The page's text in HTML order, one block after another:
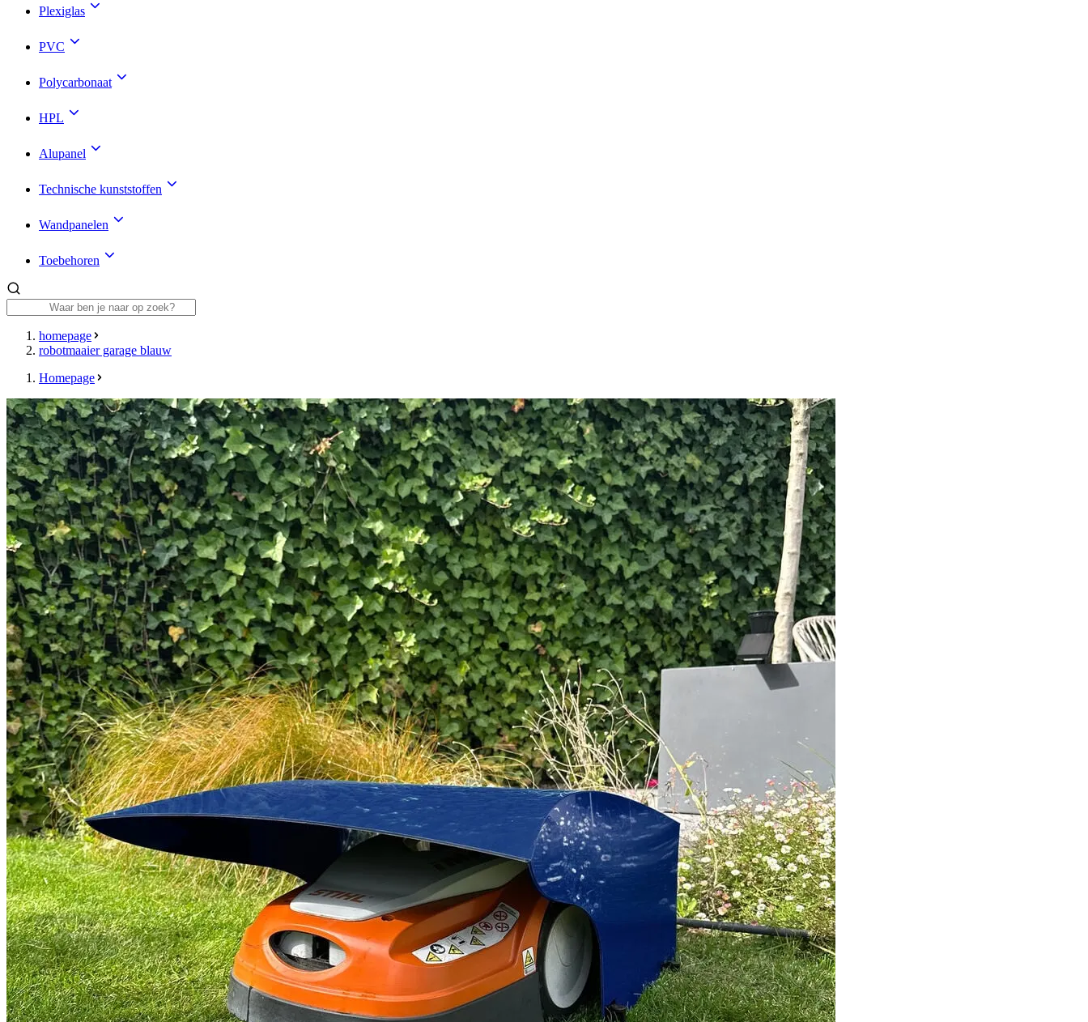
Plexiglas
PVC
Polycarbonaat
HPL
Alupanel
Technische kunststoffen
Wandpanelen
Toebehoren
homepage
robotmaaier garage blauw
Homepage